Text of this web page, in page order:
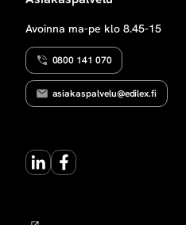
i
t
y
s
Avoinna ma-pe klo 8.45-15
0800 141 070
asiakaspalvelu@edilex.fi
LinkedInFacebook